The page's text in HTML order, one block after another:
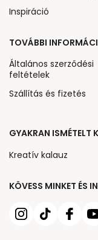
KÖVESS MINKET ÉS
Inspiráció
TOVÁBBI
Általános szerződési
feltételek
Szállítás és fizetés
GYAKRAN ISMÉTELT
Kreatív kalauz